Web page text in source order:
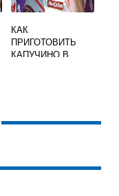
КАК
ПРИГОТОВИТЬ
КАПУЧИНО В